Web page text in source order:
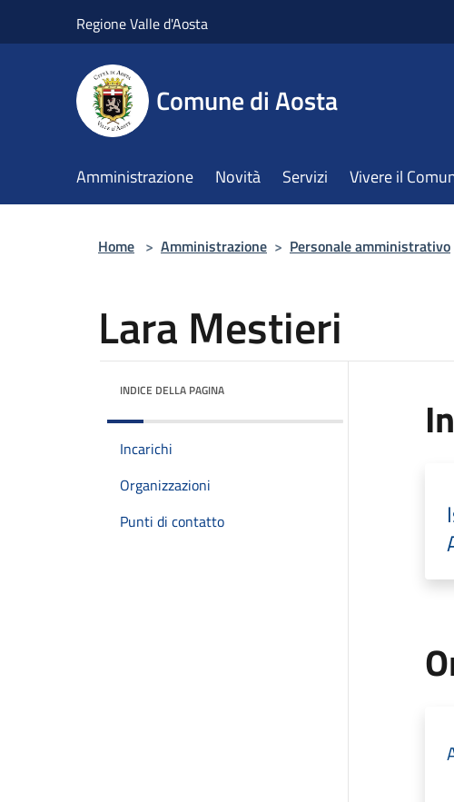
Regione Valle d'Aosta
Comune di Aosta
Amministrazione Novità Servizi Vivere il
Home > Amministrazione > Personale amministrativo
Lara Mestieri
INDICE DELLA PAGINA
Incarichi
Organizzazioni
Punti di contatto